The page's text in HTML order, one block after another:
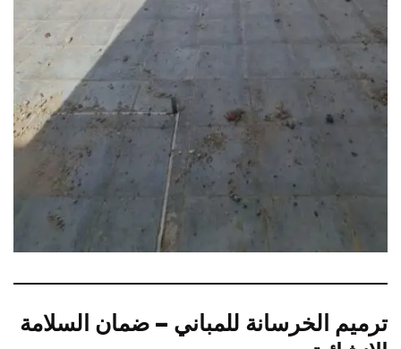
ترميم الخرسانة للمباني – ضمان السلامة